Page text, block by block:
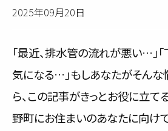
料金一覧
お客様の声
対応事例
2025年09月20日
「最近、排水管の流れが悪い…」
気になる…」もしあなたがそん
ら、この記事がきっとお役に立て
野町にお住まいのあなたに向け